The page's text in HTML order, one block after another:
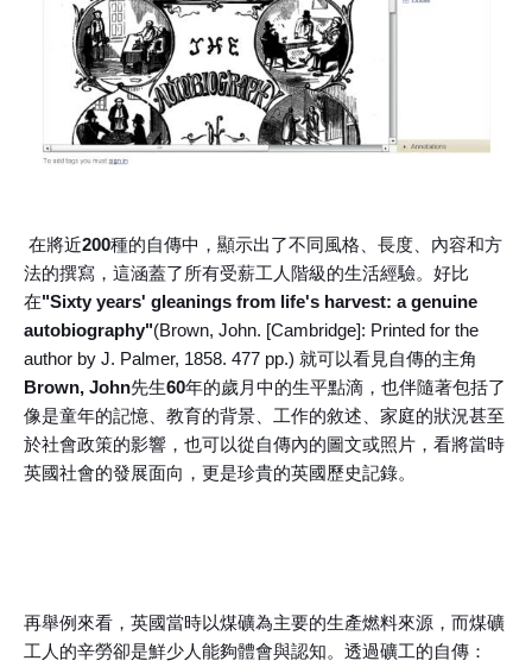
在將近200種的自傳中，顯示出了不同風格、長度、內容和方
法的撰寫，這涵蓋了所有受薪工人階級的生活經驗。好比
在"Sixty years' gleanings from life's harvest: a genuine
autobiography"(Brown, John. [Cambridge]: Printed for the
author by J. Palmer, 1858. 477 pp.) 就可以看見自傳的主角
Brown, John先生60年的歲月中的生平點滴，也伴隨著包括了
像是童年的記憶、教育的背景、工作的敘述、家庭的狀況甚至
於社會政策的影響，也可以從自傳內的圖文或照片，看將當時
英國社會的發展面向，更是珍貴的英國歷史記錄。
再舉例來看，英國當時以煤礦為主要的生產燃料來源，而煤礦
工人的辛勞卻是鮮少人能夠體會與認知。透過礦工的自傳：